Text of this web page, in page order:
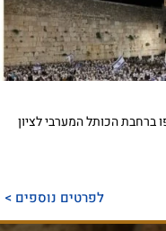
ברחבת הכותל המערבי לציון
לפרטים נוספים >